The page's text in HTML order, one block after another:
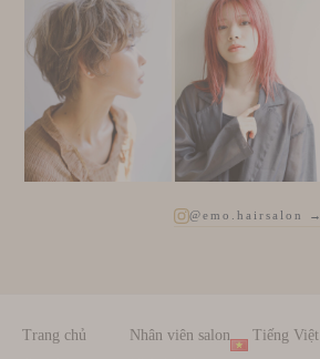
@emo.hairsalon →
Trang chủ
Nhân viên salon
Tiếng Việt